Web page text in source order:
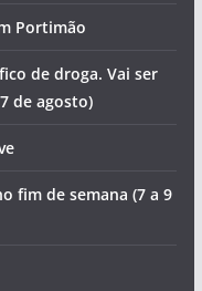
Portimão
de droga. Vai ser
de agosto)
fim de semana (7 a 9